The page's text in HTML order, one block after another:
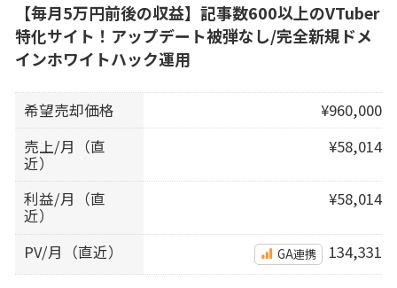
【毎月5万円前後の収益】記事数600以上のVTuber
特化サイト！アップデート被弾なし/完全新規ドメ
インホワイトハック運用
希望売却価格
¥960,000
売上/月（直
近）
¥58,014
利益/月（直
近）
¥58,014
PV/月（直近） GA連携 134,331